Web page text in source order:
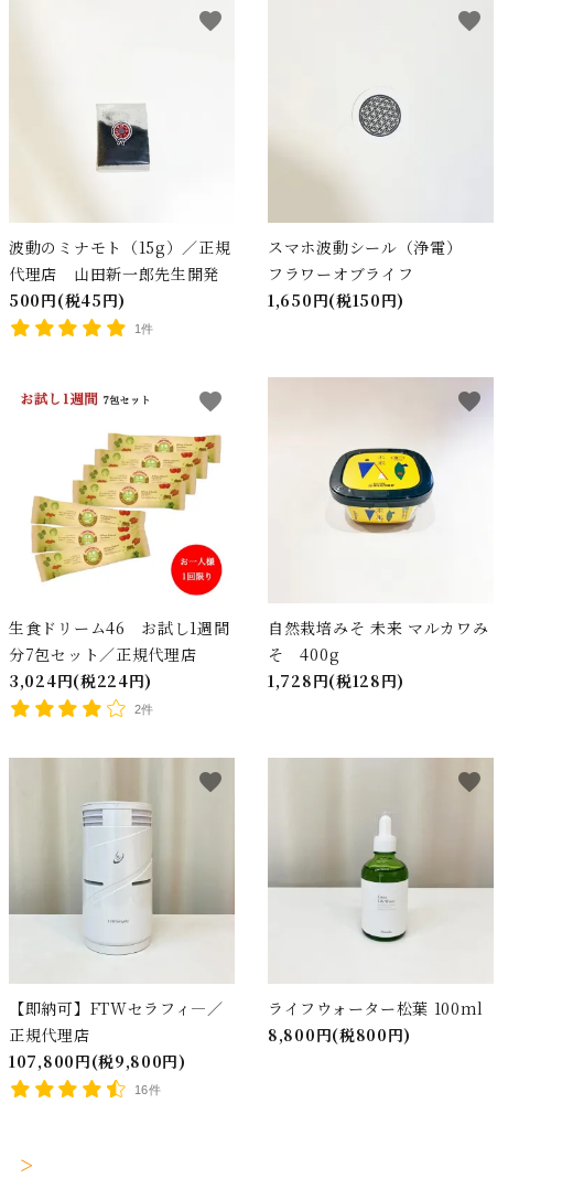
波動のミナモト（15g）／正規
代理店 山田新一郎先生開発
500円(税45円)
1件
favorite
スマホ波動シール（浄電）
フラワーオブライフ
1,650円(税150円)
favorite
生食ドリーム46 お試し1週間
分7包セット／正規代理店
3,024円(税224円)
2件
favorite
自然栽培みそ 未来 マルカワみ
そ 400g
1,728円(税128円)
favorite
【即納可】FTWセラフィ―／
正規代理店
107,800円(税9,800円)
16件
favorite
ライフウォーター松葉 100ml
8,800円(税800円)
favorite
>
close